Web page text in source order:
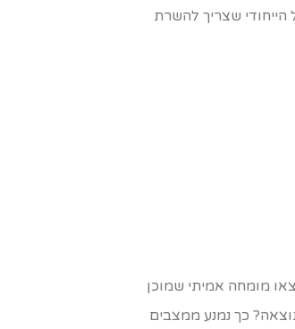
הייחודי שצריך להשרת
מומחה אמיתי שמוכן
כך נמנע ממצבים